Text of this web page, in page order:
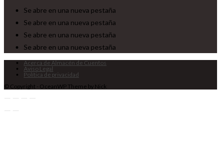
Se abre en una nueva pestaña
Se abre en una nueva pestaña
Se abre en una nueva pestaña
Se abre en una nueva pestaña
Acerca de Almacén de Cuentos
Aviso Legal
Política de privacidad
© Copyright - OceanWP Theme by Nick